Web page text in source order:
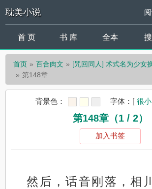
耽美小说
首 页 书 库 全本
首页 百合肉文
[咒回同人] 术式名为少女
第148章
背景色： 字体： [ 很小
第148章（1 / 2）
加入书签
然后，话音刚落，相